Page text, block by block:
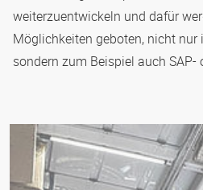
weiterzuentwickeln und dafür
Möglichkeiten geboten, nicht nur
sondern zum Beispiel auch SAP-